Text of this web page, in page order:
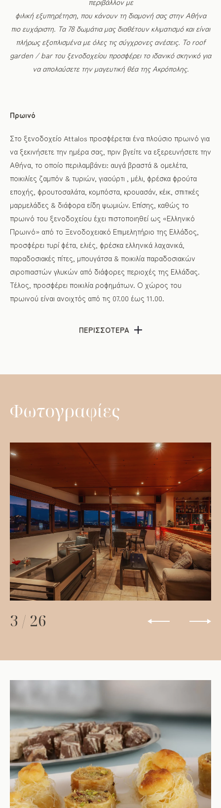
φιλική εξυπηρέτηση, που κάνουν τη διαμονή σας στην Αθήνα
πιο ευχάριστη. Τα 78 δωμάτια μας διαθέτουν κλιματισμό και είναι
πλήρως εξοπλισμένα με όλες τις σύγχρονες ανέσεις. Το roof
garden / bar του ξενοδοχείου προσφέρει το ιδανικό σκηνικό για
να απολαύσετε την μαγευτική θέα της Ακρόπολης.
Πρωινό
Στο ξενοδοχείο Attalos προσφέρεται ένα πλούσιο πρωινό για
να ξεκινήσετε την ημέρα σας, πριν βγείτε να εξερευνήσετε την
Αθήνα, το οποίο περιλαμβάνει: αυγά βραστά & ομελέτα,
ποικιλίες ζαμπόν & τυριών, γιαούρτι , μέλι, φρέσκα φρούτα
εποχής, φρουτοσαλάτα, κομπόστα, κρουασάν, κέικ, σπιτικές
μαρμελάδες & διάφορα είδη ψωμιών. Επίσης, καθώς το
πρωινό του ξενοδοχείου έχει πιστοποιηθεί ως «Ελληνικό
Πρωινό» από το Ξενοδοχειακό Επιμελητήριο της Ελλάδος,
προσφέρει τυρί φέτα, ελιές, φρέσκα ελληνικά λαχανικά,
παραδοσιακές πίτες, μπουγάτσα & ποικιλία παραδοσιακών
σιροπιαστών γλυκών από διάφορες περιοχές της Ελλάδας.
Τέλος, προσφέρει ποικιλία ροφημάτων. Ο χώρος του
πρωινού είναι ανοιχτός από τις 07.00 έως 11.00.
Λυκαβηττού και ολόκληρη την Αθήνα ως και τον Πειραιά. Το
bar λειτουργεί όλο το χρόνο και είναι ανοιχτό από τις 16.00
ώρες που το μπαρ δε λειτουργεί.
Internet Corner
Στον 1ο όροφο υπάρχει σαλόνι και internet corner με
υπολογιστές και ένα εκτυπωτή διαθέσιμα για χρήση όλο το
24ωρο. Το σαλόνι έχει επίσης τηλεόραση και βιβλιοθήκη με
ελληνικά και ξενόγλωσσα βιβλία. Σε αυτόν τον χώρο
προσφέρεται καθημερινά δωρεάν καφές και ζεστό νερό για
τσάι από τις 11:00 μέχρι τις 16:00.
ΠΕΡΙΣΣΟΤΕΡΑ
Φωτογραφίες
3 / 26